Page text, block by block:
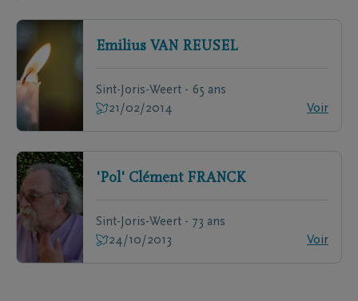
Emilius VAN REUSEL
Sint-Joris-Weert - 65 ans
21/02/2014
Voir
'Pol' Clément FRANCK
Sint-Joris-Weert - 73 ans
24/10/2013
Voir